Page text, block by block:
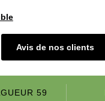
Avis de nos clients
59